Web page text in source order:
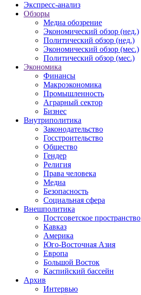
Экспресс-анализ
Обзоры
Медиа обозрение
Экономический обзор (нед.)
Политический обзор (нед.)
Экономический обзор (мес.)
Политический обзор (мес.)
Экономика
Финансы
Макроэкономика
Промышленность
Аграрный сектор
Бизнес
Внутриполитика
Законодательство
Госстроительство
Общество
Гендер
Религия
Права человека
Медиа
Безопасность
Социальная сфера
Внешполитика
Постсоветское пространство
Кавказ
Америка
Юго-Восточная Азия
Европа
Большой Восток
Каспийский бассейн
Архив
Интервью